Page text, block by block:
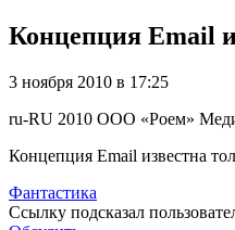
Концепция Email
3 ноября 2010 в 17:25
ru-RU 2010 ООО «Роем»
Концепция Email известна
Фантастика
Ссылку подсказал